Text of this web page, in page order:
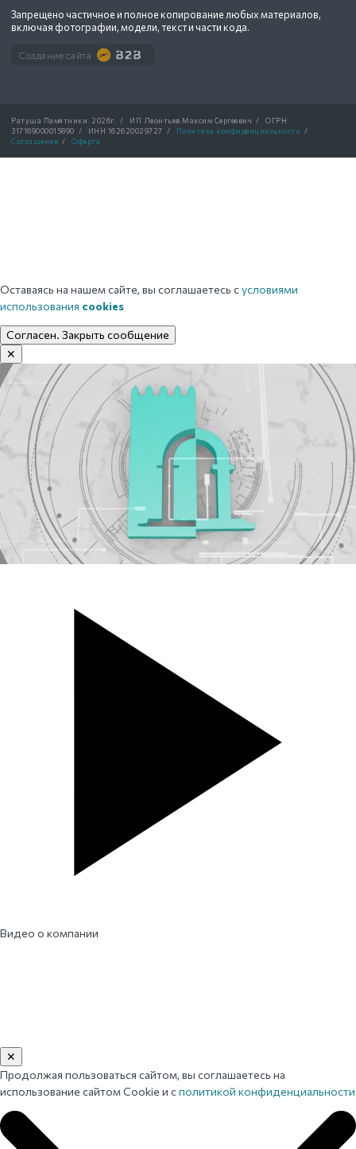
Запрещено частичное и полное копирование любых материалов,
включая фотографии, модели, текст и части кода.
Создание сайта
Ратуша Памятники. 2026г. / ИП Леонтьев Максим Сергеевич /
ОГРН
317169000015890 / ИНН 162620029727 / Политика конфиденциальности /
Соглашение / Оферта
Оставаясь на нашем сайте, вы соглашаетесь сусловиями
использования cookies
Согласен. Закрыть сообщение
✕
Видео о компании
✕
Продолжая пользоваться сайтом, вы соглашаетесь на
использование сайтом Cookie и сполитикой конфиденциальности